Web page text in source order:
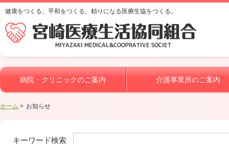
健康をつくる。平和をつくる。頼りになる医療生協をつくる。
病院・クリニックのご案内 介護事業所のご案内
ホーム お知らせ
キーワード検索